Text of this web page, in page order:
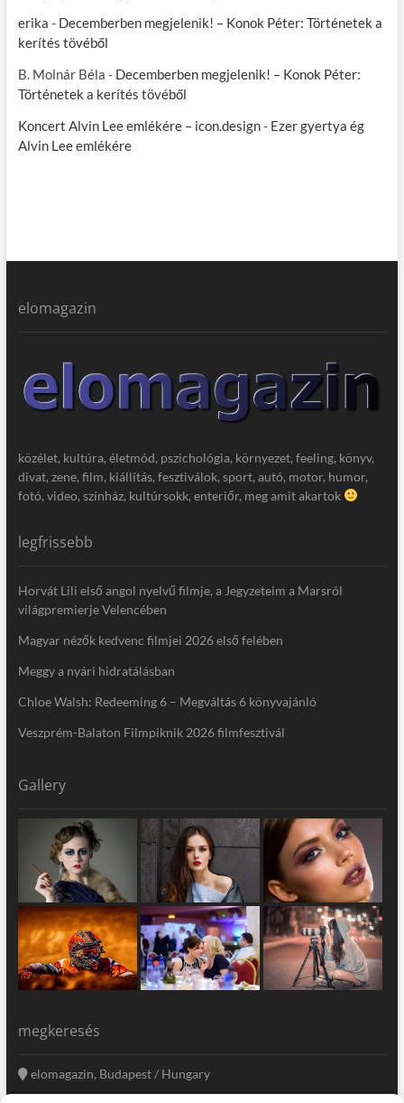
erika - Decemberben megjelenik! – Konok Péter: Történetek a
kerítés tövéből
B. Molnár Béla - Decemberben megjelenik! – Konok Péter:
Történetek a kerítés tövéből
Koncert Alvin Lee emlékére – icon.design- Ezer gyertya ég
Alvin Lee emlékére
elomagazin
közélet, kultúra, életmód, pszichológia, környezet, feeling, könyv,
divat, zene, film, kiállítás, fesztiválok, sport, autó, motor, humor,
fotó, video, színház, kultúrsokk, enteriőr, meg amit akartok
legfrissebb
Horvát Lili első angol nyelvű filmje, a Jegyzeteim a Marsról
világpremierje Velencében
Magyar nézők kedvenc filmjei 2026 első felében
Meggy a nyári hidratálásban
Chloe Walsh: Redeeming 6 – Megváltás 6 könyvajánló
Veszprém-Balaton Filmpiknik 2026 filmfesztivál
Gallery
megkeresés
elomagazin, Budapest / Hungary